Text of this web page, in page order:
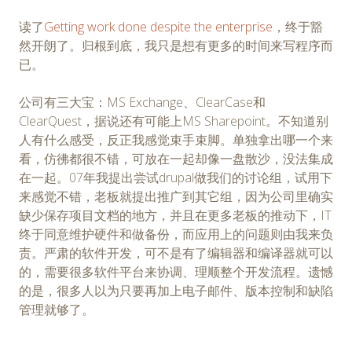
读了Getting work done despite the enterprise ，终于豁
然开朗了。归根到底，我只是想有更多的时间来写程序而
已。
公司有三大宝：MS Exchange、ClearCase和
ClearQuest，据说还有可能上MS Sharepoint。不知道别
人有什么感受，反正我感觉束手束脚。单独拿出哪一个来
看，仿彿都很不错，可放在一起却像一盘散沙，没法集成
在一起。07年我提出尝试drupal做我们的讨论组，试用下
来感觉不错，老板就提出推广到其它组，因为公司里确实
缺少保存项目文档的地方，并且在更多老板的推动下，IT
终于同意维护硬件和做备份，而应用上的问题则由我来负
责。严肃的软件开发，可不是有了编辑器和编译器就可以
的，需要很多软件平台来协调、理顺整个开发流程。遗憾
的是，很多人以为只要再加上电子邮件、版本控制和缺陷
管理就够了。